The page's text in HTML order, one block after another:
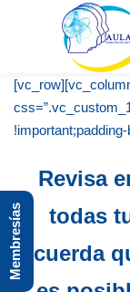
Revisa
todas
recuerda
Membresías